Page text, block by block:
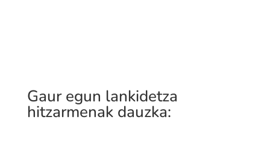
Gaur egun lankidetza
hitzarmenak dauzka: